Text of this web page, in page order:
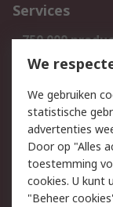
Services
750.000
Bestellen
Track & Trace
Wettelijk
Cookiebeleid
Privacybeleid
We
We gebruiken
statistische
advertenties
Door op "Alles
toestemming
cookies. U kunt
"Beheer